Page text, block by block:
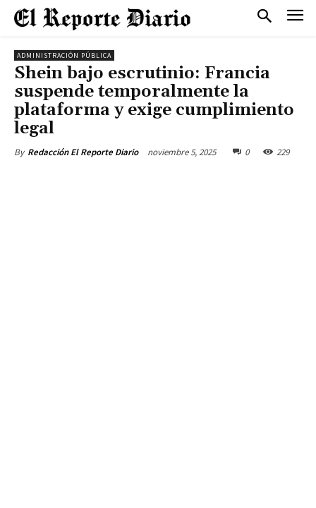
ADMINISTRACIÓN PÚBLICA
Shein bajo escrutinio: Francia
suspende temporalmente la
plataforma y exige cumplimiento
legal
By Redacción El Reporte Diario noviembre 5, 2025 0 229